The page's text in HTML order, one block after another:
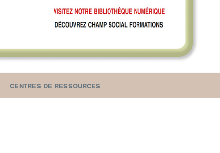
CENTRES DE RESSOURCES